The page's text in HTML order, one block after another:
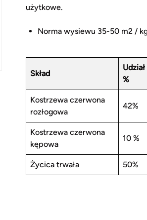
użytkowe.
Norma wysiewu 35-50 m2 /
Skład
Udział
%
Kostrzewa czerwona
rozłogowa
42%
Kostrzewa czerwona
kępowa
10 %
Życica trwała 50%